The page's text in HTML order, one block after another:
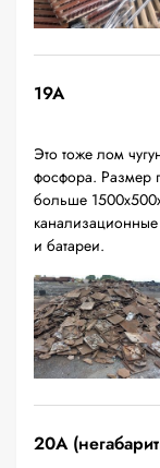
19A
Это тоже лом
фосфора. Размер
больше
и батареи.
20A